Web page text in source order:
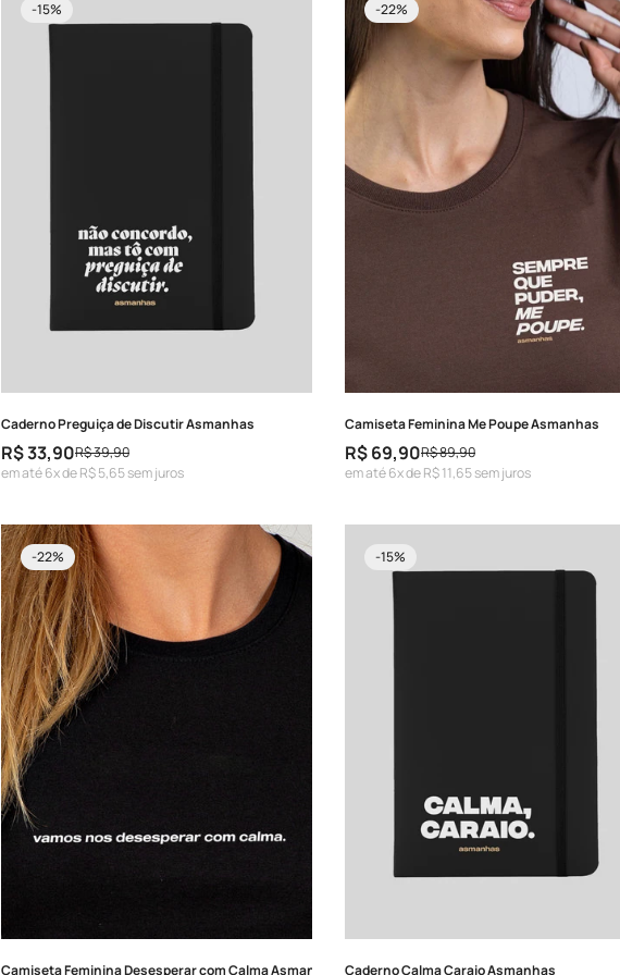
-15%
Caderno Preguiça de Discutir Asmanhas
Preço
de
R$ 33,90
Preço
regular
R$ 39,90
em até 6x de R$ 5,65 sem juros
-22%
Camiseta Feminina Me Poupe Asmanhas
Preço
de
R$ 69,90
Preço
regular
R$ 89,90
em até 6x de R$ 11,65 sem juros
-22%
Camiseta Feminina Desesperar com Calma Asmanhas
-15%
Caderno Calma Caraio Asmanhas
Confirm your age